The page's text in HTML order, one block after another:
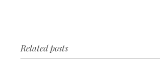
Related posts